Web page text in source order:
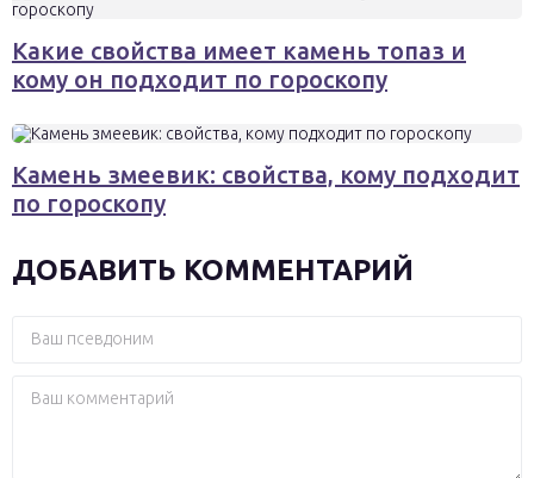
Какие свойства имеет камень топаз и
кому он подходит по гороскопу
Камень змеевик: свойства, кому подходит
по гороскопу
ДОБАВИТЬ КОММЕНТАРИЙ